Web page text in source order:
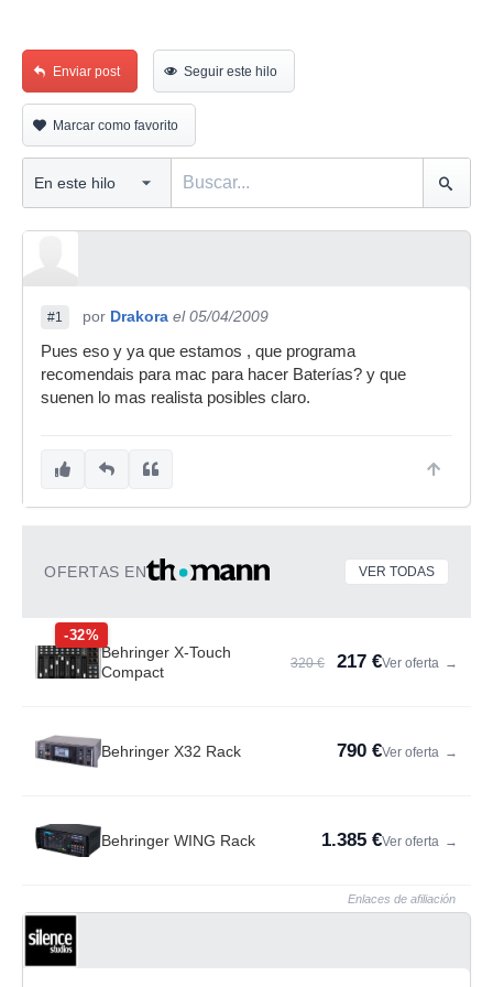
Enviar post Seguir este hilo
Marcar como favorito
#1 por Drakora el 05/04/2009
Pues eso y ya que estamos , que programa
recomendais para mac para hacer Baterías? y que
suenen lo mas realista posibles claro.
OFERTAS EN VER TODAS
-32%
Behringer X-Touch
Compact
320 € 217 €Ver oferta →
Behringer X32 Rack 790 €Ver oferta →
Behringer WING Rack 1.385 €Ver oferta →
Enlaces de afiliación